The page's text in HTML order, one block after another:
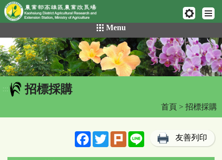
網頁置頂
到
主
要
內
容
區
Menu
::: 招標採購
首頁 > 招標採購
FacebookTwitterPlurk Line 友善列印